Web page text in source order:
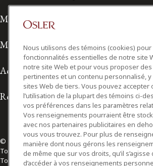
Modalités de prestation de services
Modalités d'utilisation
Accessibilité
Relations avec les médias
© 2026 Osler, Hoskin & Harcourt S.E.N.C.R.L./s.r.l.
Tous droits réservés
Toronto | Montréal | Calgary | Vancouver |
Nous utilisons des témoins (cookies) pour
fonctionnalités essentielles de notre site
notre site Web et pour vous proposer
pertinentes et un contenu personnalisé, y
sites Web de tiers. Vous pouvez accepter
l’utilisation de la plupart des témoins ci-
vos préférences dans les paramètres
Vos renseignements pourraient être
avec nos partenaires publicitaires en
vous vous trouvez. Pour plus de
manière dont nous gérons les
de même que sur vos droits, qu’il
d’accéder à vos renseignements